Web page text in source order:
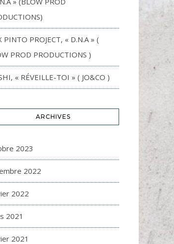
PINTO PROJECT, « D.N.A » (
PROD PRODUCTIONS )
« RÉVEILLE-TOI » ( JO&CO )
ARCHIVES
2023
2022
2022
2021
2021